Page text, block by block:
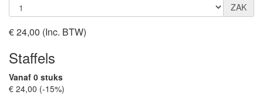
ZAK
€ 24,00 (Inc. BTW)
Staffels
Vanaf 0 stuks
€ 24,00 (-15%)